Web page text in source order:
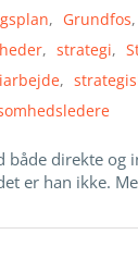
, Grundfos,
, strategi,
,
både direkte og
er han ikke.